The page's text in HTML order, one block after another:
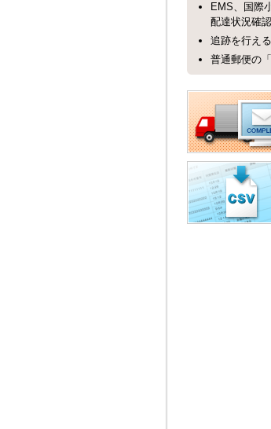
EMS、国際
配達状況確
追跡を行え
普通郵便の